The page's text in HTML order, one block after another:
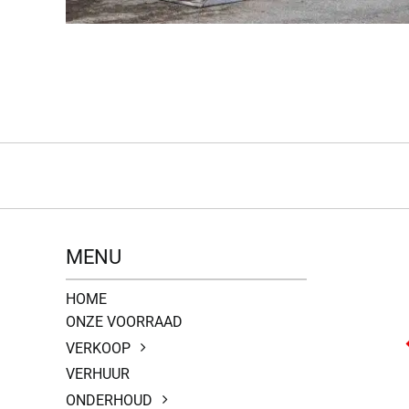
MENU
HOME
ONZE VOORRAAD
VERKOOP
VERHUUR
ONDERHOUD